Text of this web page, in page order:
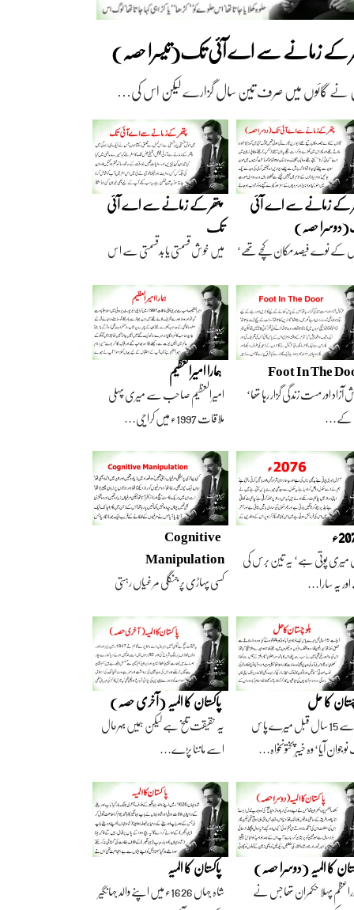
کے زمانے سے اے آئی تک(تیسرا حصہ)
نے گائوں میں صرف تین سال گزارے لیکن اس کی…
کے زمانے سے اے آئی
حصہ)
کے نوے فیصد مکان کچے تھے‘
پتھر کے زمانے سے اے آئی
تک
میں خوش قسمتی یا بدقسمتی سے اس
Foot In The
آزاد اور مست زندگی گزار رہا تھا‘
کے…
ہمارا امیرالعظیم
امیرالعظیم صاحب سے میری پہلی
ملاقات 1997ء میں کراچی…
میری پوتی ہے‘ یہ تین برس کی
یہ سارا…
Cognitive
Manipulation
کسی پہاڑی پر جنگلی مرغیاں رہتی
کا حل
آج سے 15 سال قبل میرے پاس
آیا‘ وہ خیبرپختونخواہ…
پاکستان کا المیہ (آخری حصہ)
یہ حقیقت تلخ ہے لیکن ہمیں بہرحال
اسے ماننا پڑے…
کا المیہ (دوسرا حصہ)
پہلا حکمران تھا جس نے
پاکستان کا المیہ
شاہ جہاں 1626ء میں اپنے والد جہانگیر